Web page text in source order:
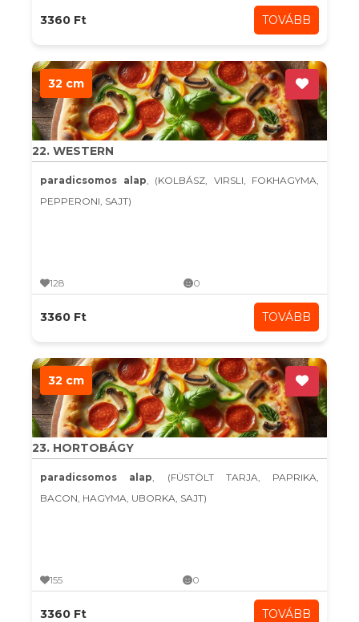
3360 Ft TOVÁBB
32 cm
22. WESTERN
paradicsomos alap, (KOLBÁSZ, VIRSLI, FOKHAGYMA,
PEPPERONI, SAJT)
128 0
3360 Ft TOVÁBB
32 cm
23. HORTOBÁGY
paradicsomos alap, (FÜSTÖLT TARJA, PAPRIKA,
BACON, HAGYMA, UBORKA, SAJT)
155 0
3360 Ft TOVÁBB